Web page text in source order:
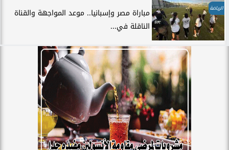
الرياضة
مباراة مصر وإسبانيا.. موعد المواجهة والقناة
الناقلة في...